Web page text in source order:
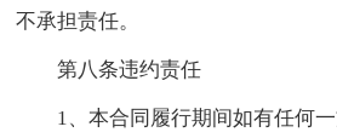
不承担责任。
第八条违约责任
1、本合同履行期间如有任何一